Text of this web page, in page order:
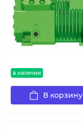
в наличии
В корзину